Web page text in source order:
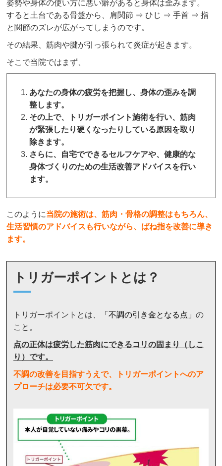
姿勢や身体の使い方に悪い癖があると身体は歪みます。
すると土台である骨盤から、肩関節 ⇒ ひじ ⇒ 手首 ⇒ 指
と関節のズレが広がってしまうのです。
その結果、筋肉や腱が引っ張られて炎症が起きます。
そこで当院ではまず、
あなたの身体の疲労を把握し、身体の歪みを調
整します。
その上で、トリガーポイント施術を行い、筋肉
が緊張したり硬くなったりしている原因を取り
除きます。
さらに、自宅でできるセルフケアや、健康的な
身体づくりのための生活改善アドバイスを行い
ます。
このように当院の施術は、筋肉・骨格の調整はもちろん、
生活習慣のアドバイスも行いながら、ばね指を改善に導き
ます。
トリガーポイントとは？
トリガーポイントとは、 「不調の引き金となる点」の
こと。
点の正体は疲労した筋肉にできるコリの固まり（しこ
り）です。
不調の改善を目指すうえで、トリガーポイントへのア
プローチは必要不可欠です。